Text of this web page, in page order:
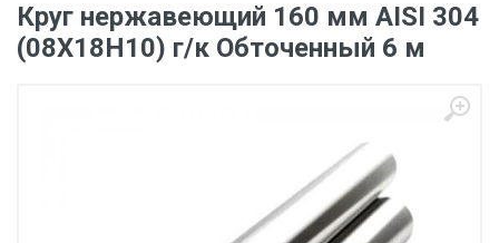
Круг нержавеющий 160 мм AISI 304
(08Х18Н10) г/к Обточенный 6 м